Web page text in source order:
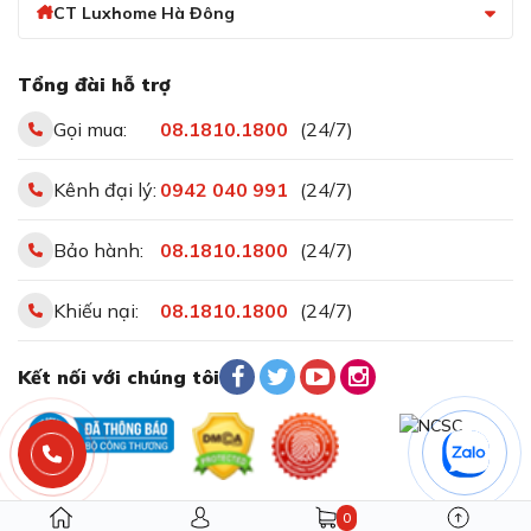
0
Tháo lưỡi xay an toàn chỉ bằng một lần vặn
Việc vệ sinh máy xay cực kì dễ dàng, chỉ mất vài giây.
vặn đơn giản. Người dùng có thể vệ sinh nhanh chóng và
CT Luxhome Hà Đông
Tổng đài hỗ trợ
Gọi mua:
08.1810.1800 (24/7)
Kênh đại lý: 0942 040 991 (24/7)
Bảo hành: 08.1810.1800 (24/7)
Khiếu nại: 08.1810.1800 (24/7)
Kết nối với chúng tôi